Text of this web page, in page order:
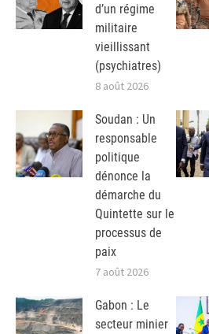
d’un régime
militaire
vieillissant
(psychiatres)
8 août 2026
Soudan : Un
responsable
politique
dénonce la
démarche du
Quintette sur le
processus de
paix
7 août 2026
Gabon : Le
secteur minier